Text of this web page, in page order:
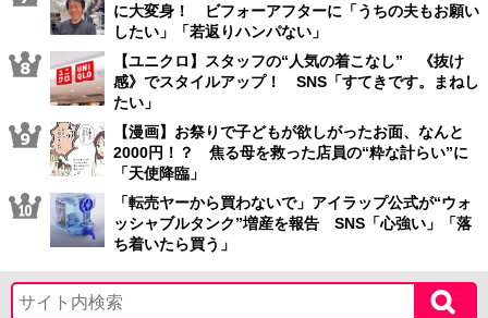
に大変身！ ビフォーアフターに「うちの夫もお願い
したい」「若返りハンパない」
【ユニクロ】スタッフの“人気の着こなし” 《抜け
感》でスタイルアップ！ SNS「すてきです。まねし
たい」
【漫画】お祭りで子どもが欲しがったお面、なんと
2000円！？ 焦る母を救った店員の“粋な計らい”に
「天使降臨」
「転売ヤーから買わないで」アイラップ公式が“ウォ
ッシャブルタンク”増産を報告 SNS「心強い」「落
ち着いたら買う」